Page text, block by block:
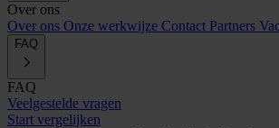
Over ons
Over ons Onze werkwijze Contact Partners
FAQ
FAQ
Veelgestelde vragen
Start vergelijken